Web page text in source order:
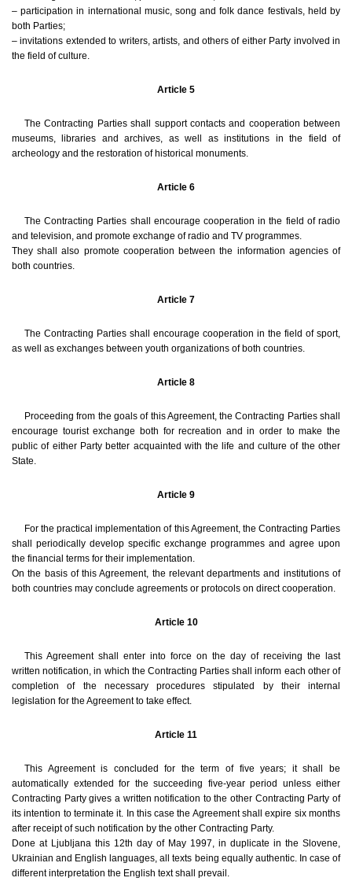
– participation in international music, song and folk dance festivals, held by
both Parties;
– invitations extended to writers, artists, and others of either Party involved in
the field of culture.
Article 5
The Contracting Parties shall support contacts and cooperation between
museums, libraries and archives, as well as institutions in the field of
archeology and the restoration of historical monuments.
Article 6
The Contracting Parties shall encourage cooperation in the field of radio
and television, and promote exchange of radio and TV programmes.
They shall also promote cooperation between the information agencies of
both countries.
Article 7
The Contracting Parties shall encourage cooperation in the field of sport,
as well as exchanges between youth organizations of both countries.
Article 8
Proceeding from the goals of this Agreement, the Contracting Parties shall
encourage tourist exchange both for recreation and in order to make the
public of either Party better acquainted with the life and culture of the other
State.
Article 9
For the practical implementation of this Agreement, the Contracting Parties
shall periodically develop specific exchange programmes and agree upon
the financial terms for their implementation.
On the basis of this Agreement, the relevant departments and institutions of
both countries may conclude agreements or protocols on direct cooperation.
Article 10
This Agreement shall enter into force on the day of receiving the last
written notification, in which the Contracting Parties shall inform each other of
completion of the necessary procedures stipulated by their internal
legislation for the Agreement to take effect.
Article 11
This Agreement is concluded for the term of five years; it shall be
automatically extended for the succeeding five-year period unless either
Contracting Party gives a written notification to the other Contracting Party of
its intention to terminate it. In this case the Agreement shall expire six months
after receipt of such notification by the other Contracting Party.
Done at Ljubljana this 12th day of May 1997, in duplicate in the Slovene,
Ukrainian and English languages, all texts being equally authentic. In case of
different interpretation the English text shall prevail.